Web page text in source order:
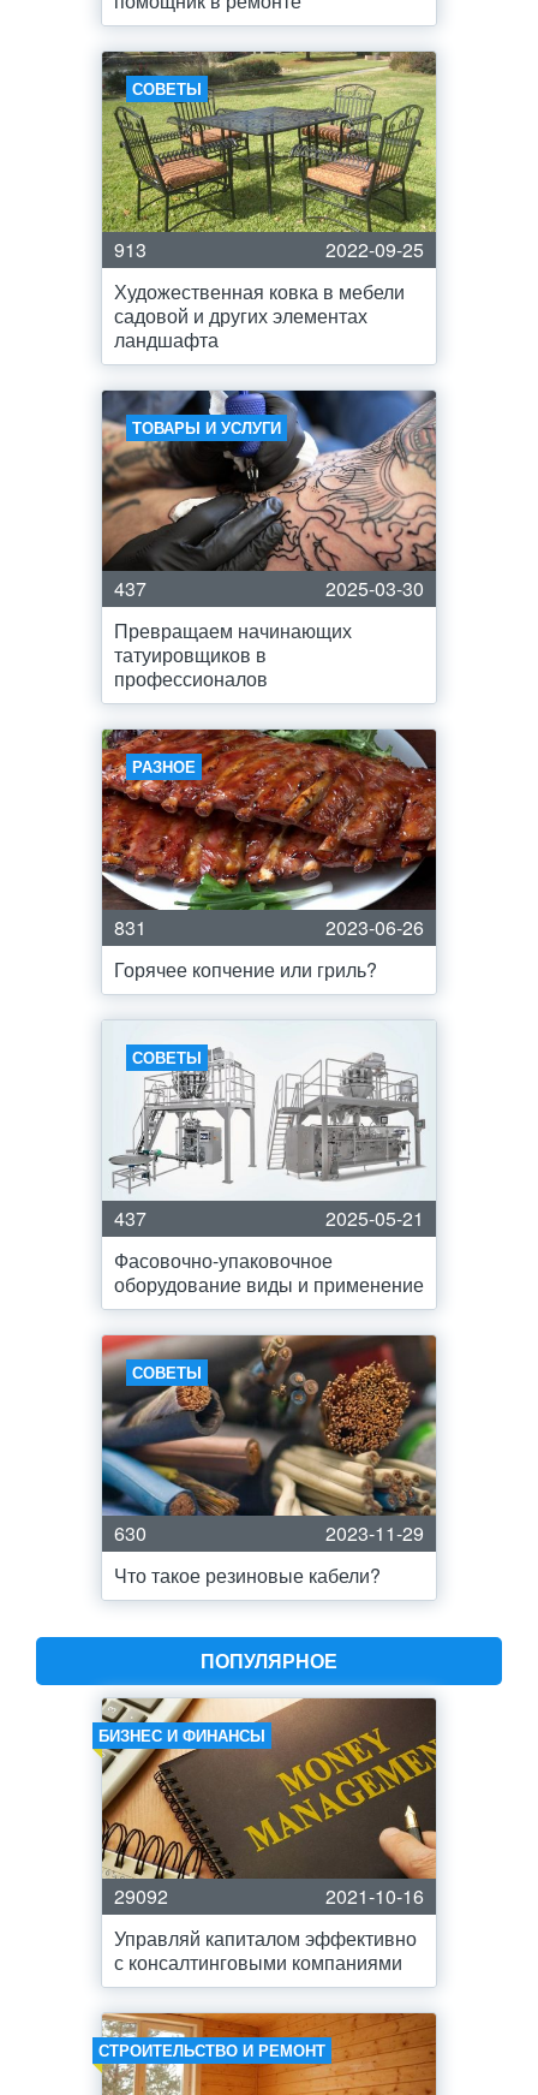
СОВЕТЫ
913
2022-09-25
Художественная ковка в мебели
садовой и других элементах
ландшафта
ТОВАРЫ И УСЛУГИ
437
2025-03-30
Превращаем начинающих
татуировщиков в
профессионалов
РАЗНОЕ
831
2023-06-26
Горячее копчение или гриль?
СОВЕТЫ
437
2025-05-21
Фасовочно-упаковочное
оборудование виды и применение
СОВЕТЫ
630
2023-11-29
Что такое резиновые кабели?
ПОПУЛЯРНОЕ
БИЗНЕС И ФИНАНСЫ
29092
2021-10-16
Управляй капиталом эффективно
с консалтинговыми компаниями
СТРОИТЕЛЬСТВО И РЕМОНТ